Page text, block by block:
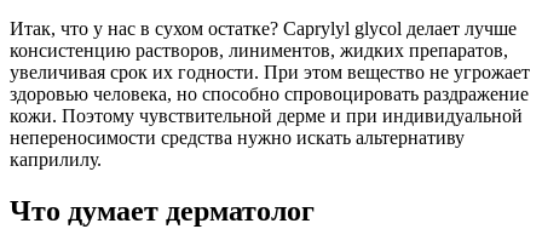
Итак, что у нас в сухом остатке? Caprylyl glycol делает лучше
консистенцию растворов, линиментов, жидких препаратов,
увеличивая срок их годности. При этом вещество не угрожает
здоровью человека, но способно спровоцировать раздражение
кожи. Поэтому чувствительной дерме и при индивидуальной
непереносимости средства нужно искать альтернативу
каприлилу.
Что думает дерматолог